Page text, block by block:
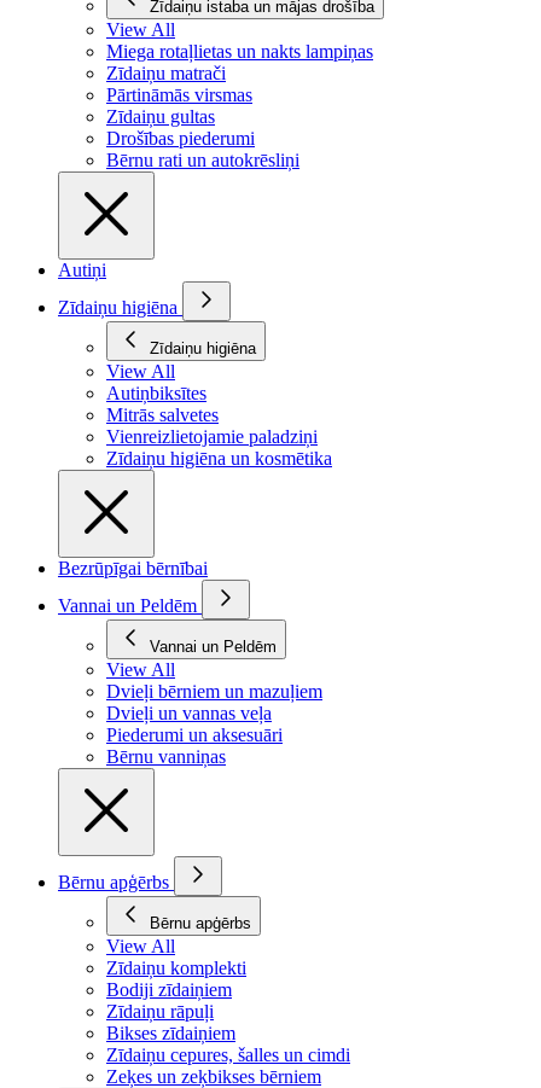
Zīdaiņu istaba un mājas drošība
View All
Miega rotaļlietas un nakts lampiņas
Zīdaiņu matrači
Pārtināmās virsmas
Zīdaiņu gultas
Drošības piederumi
Bērnu rati un autokrēsliņi
Autiņi
Zīdaiņu higiēna
Zīdaiņu higiēna
View All
Autiņbiksītes
Mitrās salvetes
Vienreizlietojamie paladziņi
Zīdaiņu higiēna un kosmētika
Bezrūpīgai bērnībai
Vannai un Peldēm
Vannai un Peldēm
View All
Dvieļi bērniem un mazuļiem
Dvieļi un vannas veļa
Piederumi un aksesuāri
Bērnu vanniņas
Bērnu apģērbs
Bērnu apģērbs
View All
Zīdaiņu komplekti
Bodiji zīdaiņiem
Zīdaiņu rāpuļi
Bikses zīdaiņiem
Zīdaiņu cepures, šalles un cimdi
Zeķes un zeķbikses bērniem